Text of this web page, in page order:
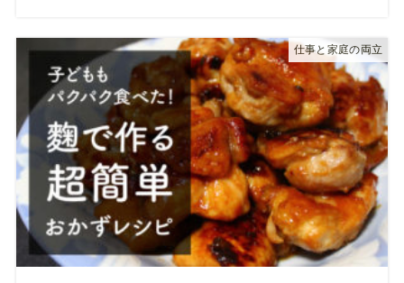
仕事と家庭の両立